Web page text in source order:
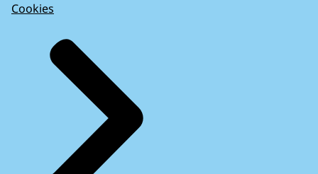
Cookies